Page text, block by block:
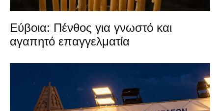
Εύβοια: Πένθος για γνωστό και
αγαπητό επαγγελματία